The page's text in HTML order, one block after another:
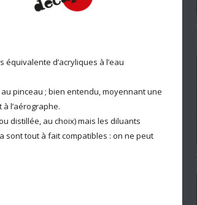
d’acryliques à l’eau
pinceau ; bien entendu, moyennant une
l’aérographe.
distillée, au choix) mais les diluants
sont tout à fait compatibles : on ne peut